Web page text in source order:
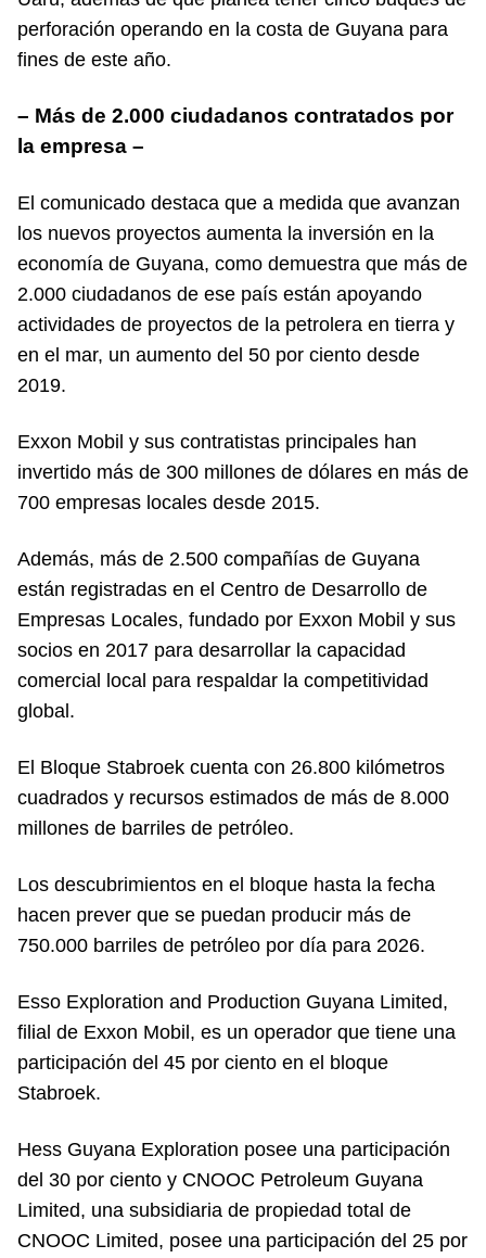
perforación operando en la costa de Guyana para
fines de este año.
– Más de 2.000 ciudadanos contratados por
la empresa –
El comunicado destaca que a medida que avanzan
los nuevos proyectos aumenta la inversión en la
economía de Guyana, como demuestra que más de
2.000 ciudadanos de ese país están apoyando
actividades de proyectos de la petrolera en tierra y
en el mar, un aumento del 50 por ciento desde
2019.
Exxon Mobil y sus contratistas principales han
invertido más de 300 millones de dólares en más de
700 empresas locales desde 2015.
Además, más de 2.500 compañías de Guyana
están registradas en el Centro de Desarrollo de
Empresas Locales, fundado por Exxon Mobil y sus
socios en 2017 para desarrollar la capacidad
comercial local para respaldar la competitividad
global.
El Bloque Stabroek cuenta con 26.800 kilómetros
cuadrados y recursos estimados de más de 8.000
millones de barriles de petróleo.
Los descubrimientos en el bloque hasta la fecha
hacen prever que se puedan producir más de
750.000 barriles de petróleo por día para 2026.
Esso Exploration and Production Guyana Limited,
filial de Exxon Mobil, es un operador que tiene una
participación del 45 por ciento en el bloque
Stabroek.
Hess Guyana Exploration posee una participación
del 30 por ciento y CNOOC Petroleum Guyana
Limited, una subsidiaria de propiedad total de
CNOOC Limited, posee una participación del 25 por